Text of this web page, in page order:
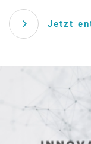
Jetzt